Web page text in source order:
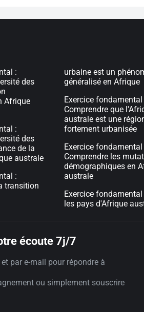
:
des
Afrique
:
des
de la
australe
:
transition
urbaine est un
généralisé en Afrique
Exercice fondamental
Comprendre que
australe est une
fortement urbanisée
Exercice fondamental
Comprendre les
démographiques en
australe
Exercice
les pays d'Afrique
écoute 7j/7
par e-mail pour répondre à
ou simplement souscrire